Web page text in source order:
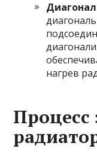
нагрев